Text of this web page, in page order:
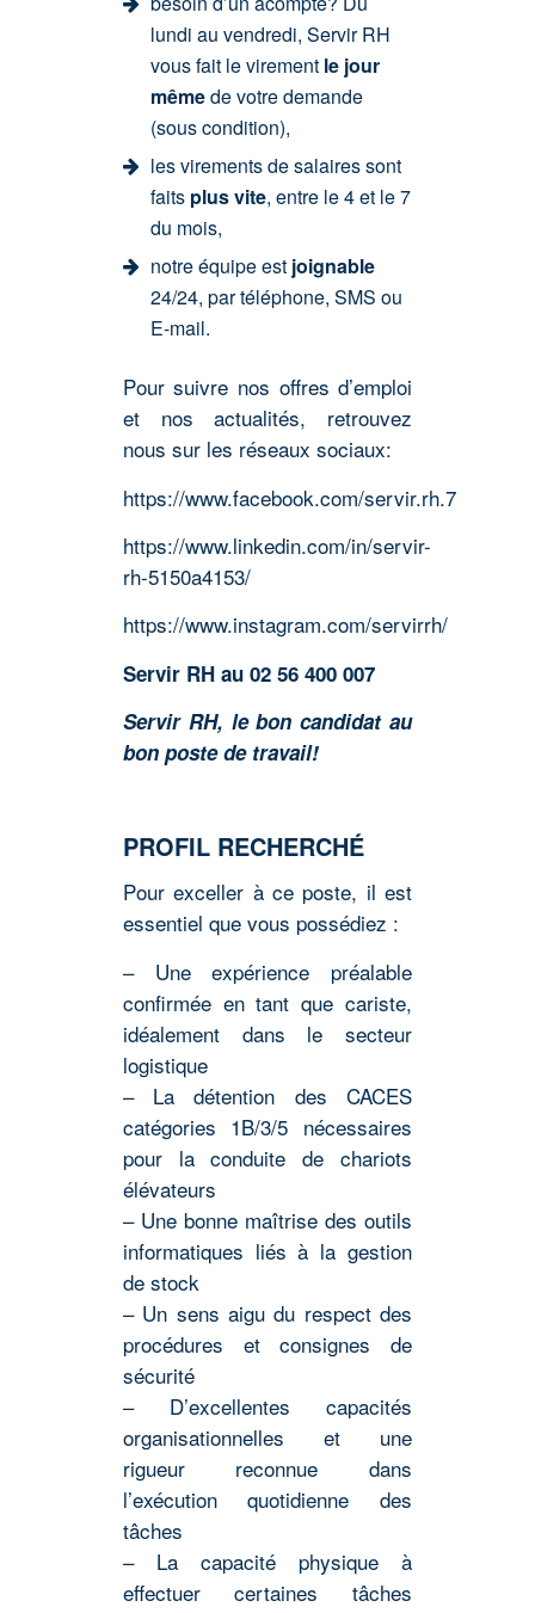
lundi au vendredi, Servir RH
vous fait le virement le jour
mêmede votre demande
(sous condition),
les virements de salaires sont
faits plus vite, entre le 4 et le 7
du mois,
notre équipe estjoignable
24/24, par téléphone, SMS ou
E-mail.
Pour suivre nos offres d’emploi
et nos actualités, retrouvez
nous sur les réseaux sociaux:
https://www.facebook.com/servir.rh.7
https://www.linkedin.com/in/servir-
rh-5150a4153/
https://www.instagram.com/servirrh/
Servir RH au 02 56 400 007
Servir RH, le bon candidat au
bon poste de travail!
PROFIL RECHERCHÉ
Pour exceller à ce poste, il est
essentiel que vous possédiez :
– Une expérience préalable
confirmée en tant que cariste,
idéalement dans le secteur
logistique
– La détention des CACES
catégories 1B/3/5 nécessaires
pour la conduite de chariots
élévateurs
– Une bonne maîtrise des outils
informatiques liés à la gestion
de stock
– Un sens aigu du respect des
procédures et consignes de
sécurité
– D’excellentes capacités
organisationnelles et une
rigueur reconnue dans
l’exécution quotidienne des
tâches
– La capacité physique à
effectuer certaines tâches